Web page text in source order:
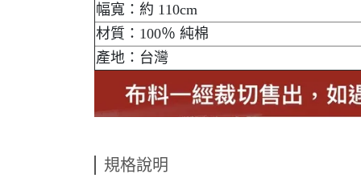
幅寬：約 110cm
材質：100％ 純棉
產地：台灣
規格說明